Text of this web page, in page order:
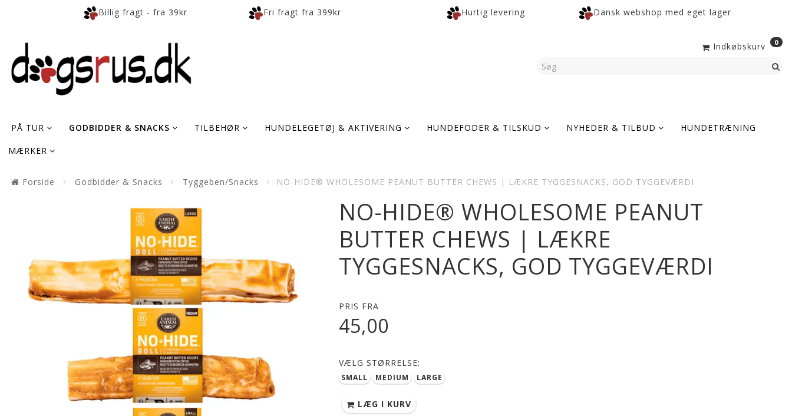
Billig fragt - fra 39kr Fri fragt fra 399kr Hurtig levering Dansk webshop med eget lager
Indkøbskurv 0
PÅ TUR GODBIDDER & SNACKS TILBEHØR HUNDELEGETØJ & AKTIVERING HUNDEFODER & TILSKUD NYHEDER & TILBUD HUNDETRÆNING
MÆRKER
Forside Godbidder & Snacks Tyggeben/Snacks NO-HIDE® WHOLESOME PEANUT BUTTER CHEWS | LÆKRE TYGGESNACKS, GOD TYGGEVÆRDI
NO-HIDE® WHOLESOME PEANUT
BUTTER CHEWS | LÆKRE
TYGGESNACKS, GOD TYGGEVÆRDI
PRIS FRA
45,00
VÆLG STØRRELSE:
SMALL MEDIUM LARGE
LÆG I KURV